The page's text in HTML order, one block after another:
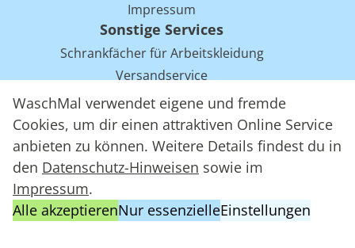
WaschMal verwendet eigene und fremde
Cookies, um dir einen attraktiven Online Service
anbieten zu können. Weitere Details findest du in
den Datenschutz-Hinweisen sowie im
Impressum.
Alle akzeptierenNur essenzielleEinstellungen
Impressum
Sonstige Services
Schrankfächer für Arbeitskleidung
Versandservice
Einsparpotentiale für Mietwäsche bei Arbeitskleidung
Arbeitskleidung Tracking mit RFID
WaschMal GmbH 2016 – 2026
Datenschutz
Allgemeine Geschäftsbedingungen